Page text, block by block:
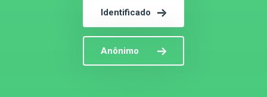
Identificado
Anônimo